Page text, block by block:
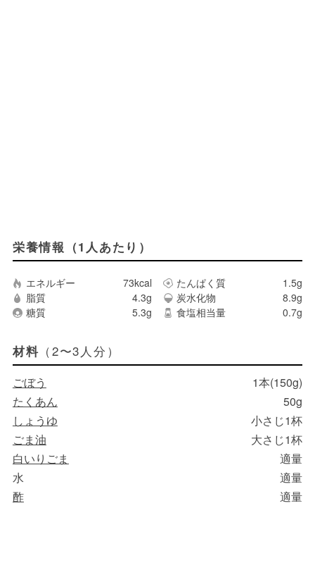
栄養情報（1人あたり）
エネルギー 73kcal たんぱく質
1.5g
脂質
4.3g 炭水化物
8.9g
糖質
5.3g 食塩相当量 0.7g
材料 （2〜3人分）
ごぼう
1本(150g)
たくあん
50g
しょうゆ
小さじ1杯
ごま油
大さじ1杯
白いりごま
適量
水
適量
酢
適量